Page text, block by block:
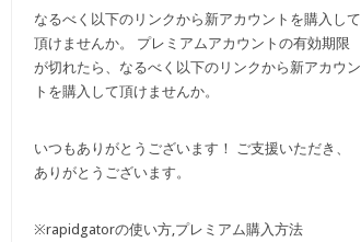
なるべく以下のリンクから新アカウントを購入して
頂けませんか。 プレミアムアカウントの有効期限
が切れたら、なるべく以下のリンクから新アカウン
トを購入して頂けませんか。
いつもありがとうございます！ ご支援いただき、
ありがとうございます。
※rapidgatorの使い方,プレミアム購入方法